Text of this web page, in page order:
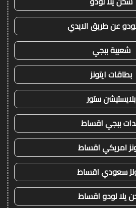
عن طريق الايدي
شعبية ببجي
بطاقات ايتونز
بلايستيشن ستور
ببجي اقساط
امريكي اقساط
سعودي اقساط
يلا لودو اقساط